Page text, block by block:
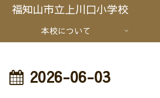
福知山市立上川口小学校
本校について
2026-06-03